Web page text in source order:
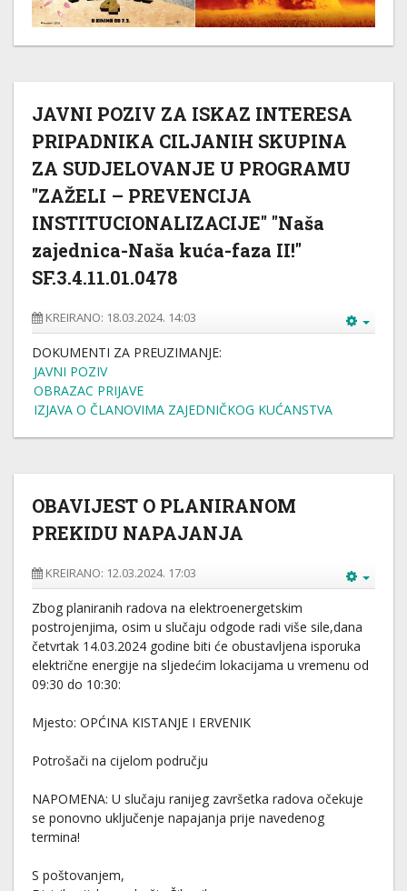
JAVNI POZIV ZA ISKAZ INTERESA
PRIPADNIKA CILJANIH SKUPINA
ZA SUDJELOVANJE U PROGRAMU
"ZAŽELI – PREVENCIJA
INSTITUCIONALIZACIJE" "Naša
zajednica-Naša kuća-faza II!"
SF.3.4.11.01.0478
KREIRANO: 18.03.2024. 14:03
DOKUMENTI ZA PREUZIMANJE:
JAVNI POZIV
OBRAZAC PRIJAVE
IZJAVA O ČLANOVIMA ZAJEDNIČKOG KUĆANSTVA
OBAVIJEST O PLANIRANOM
PREKIDU NAPAJANJA
KREIRANO: 12.03.2024. 17:03
Zbog planiranih radova na elektroenergetskim
postrojenjima, osim u slučaju odgode radi više sile,dana
četvrtak 14.03.2024 godine biti će obustavljena isporuka
električne energije na sljedećim lokacijama u vremenu od
09:30 do 10:30:
Mjesto: OPĆINA KISTANJE I ERVENIK
Potrošači na cijelom području
NAPOMENA: U slučaju ranijeg završetka radova očekuje
se ponovno uključenje napajanja prije navedenog
termina!
S poštovanjem,